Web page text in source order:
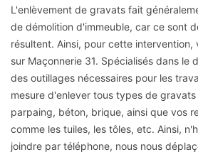
L'enlèvement de gravats fait
de démolition d'immeuble, car ce sont
résultent. Ainsi, pour cette
sur Maçonnerie 31. Spécialisés dans le
des outillages nécessaires pour les
mesure d'enlever tous types de
parpaing, béton, brique, ainsi que vos
comme les tuiles, les tôles, etc. Ainsi,
joindre par téléphone, nous nous